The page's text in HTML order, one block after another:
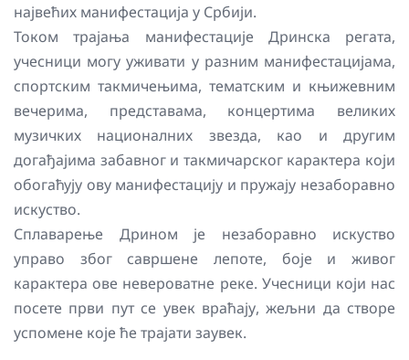
највећих манифестација у Србији.
Током трајања манифестације Дринска регата,
учесници могу уживати у разним манифестацијама,
спортским такмичењима, тематским и књижевним
вечерима, представама, концертима великих
музичких националних звезда, као и другим
догађајима забавног и такмичарског карактера који
обогаћују ову манифестацију и пружају незаборавно
искуство.
Сплаварење Дрином је незаборавно искуство
управо због савршене лепоте, боје и живог
карактера ове невероватне реке. Учесници који нас
посете први пут се увек враћају, жељни да створе
успомене које ће трајати заувек.